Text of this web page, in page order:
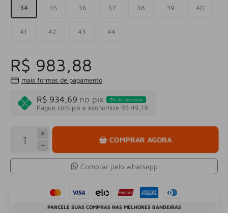
34 35 36 37 38 39 40
41 42 43 44
R$ 983,88
mais formas de pagamento
R$ 934,69 no pix 5% de desconto
Pague com pix e economize R$ 49,19
COMPRAR AGORA
Comprar pelo whatsapp
PARCELE SUAS COMPRAS NAS MELHORES BANDEIRAS